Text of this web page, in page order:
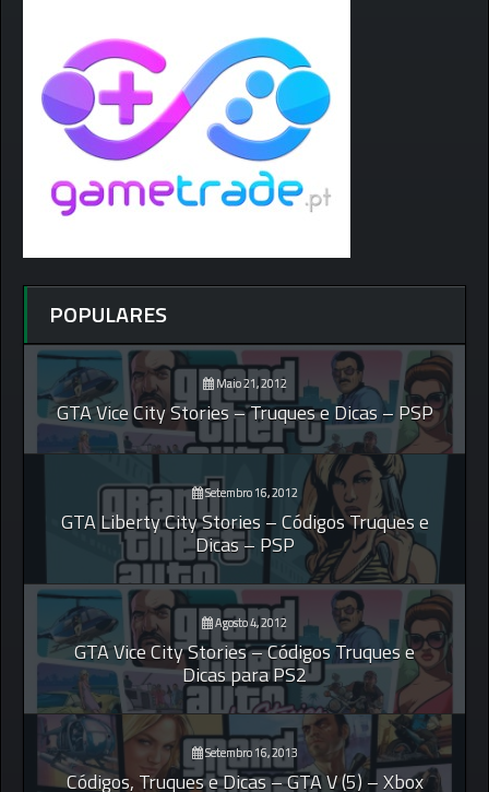
POPULARES
Maio 21, 2012
GTA Vice City Stories – Truques e Dicas – PSP
Setembro 16, 2012
GTA Liberty City Stories – Códigos Truques e
Dicas – PSP
Agosto 4, 2012
GTA Vice City Stories – Códigos Truques e
Dicas para PS2
Setembro 16, 2013
Códigos, Truques e Dicas – GTA V (5) – Xbox